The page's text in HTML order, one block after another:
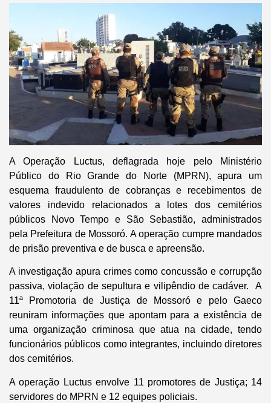
A Operação Luctus, deflagrada hoje pelo Ministério
Público do Rio Grande do Norte (MPRN), apura um
esquema fraudulento de cobranças e recebimentos de
valores indevido relacionados a lotes dos cemitérios
públicos Novo Tempo e São Sebastião, administrados
pela Prefeitura de Mossoró. A operação cumpre mandados
de prisão preventiva e de busca e apreensão.
A investigação apura crimes como concussão e corrupção
passiva, violação de sepultura e vilipêndio de cadáver. A
11ª Promotoria de Justiça de Mossoró e pelo Gaeco
reuniram informações que apontam para a existência de
uma organização criminosa que atua na cidade, tendo
funcionários públicos como integrantes, incluindo diretores
dos cemitérios.
A operação Luctus envolve 11 promotores de Justiça; 14
servidores do MPRN e 12 equipes policiais.